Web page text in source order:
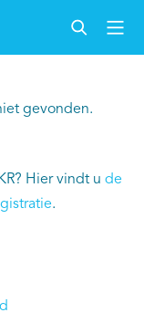
gevonden.
Hier vindt u de
.